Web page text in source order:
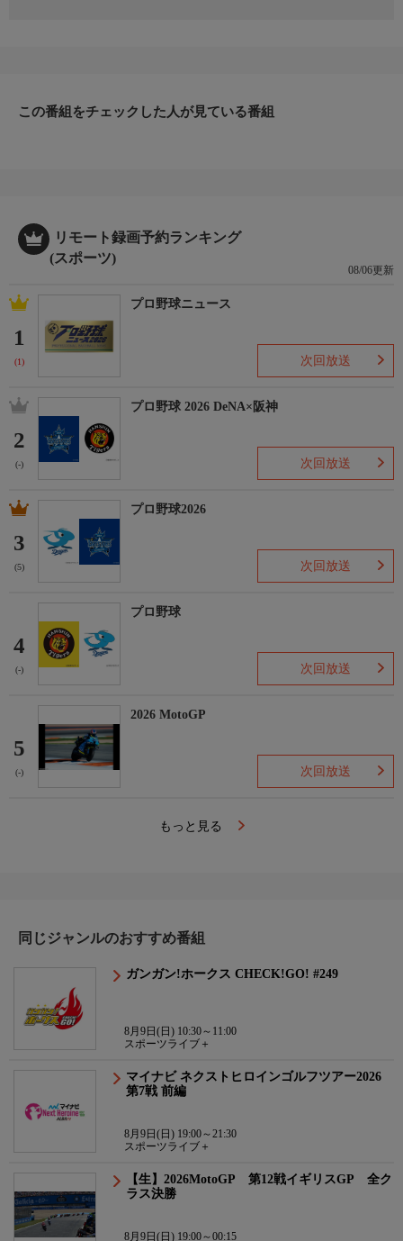
この番組をチェックした人が見ている番組
リモート録画予約ランキング
(スポーツ)
08/06更新
1
(1)
プロ野球ニュース
次回放送
2
(-)
プロ野球 2026 DeNA×阪神
次回放送
3
(5)
プロ野球2026
次回放送
4
(-)
プロ野球
次回放送
5
(-)
2026 MotoGP
次回放送
もっと見る
同じジャンルのおすすめ番組
ガンガン!ホークス CHECK!GO! #249
8月9日(日) 10:30～11:00
スポーツライブ＋
マイナビ ネクストヒロインゴルフツアー2026
第7戦 前編
8月9日(日) 19:00～21:30
スポーツライブ＋
【生】2026MotoGP 第12戦イギリスGP 全ク
ラス決勝
8月9日(日) 19:00～00:15